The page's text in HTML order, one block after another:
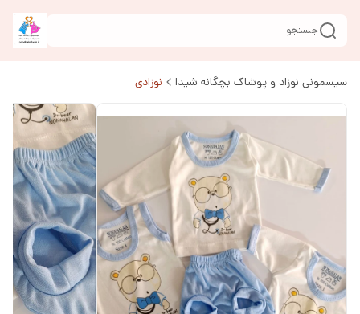
جستجو
سیسمونی نوزاد و پوشاک بچگانه شیدا نوزادی